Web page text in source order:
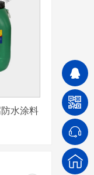
水涂料